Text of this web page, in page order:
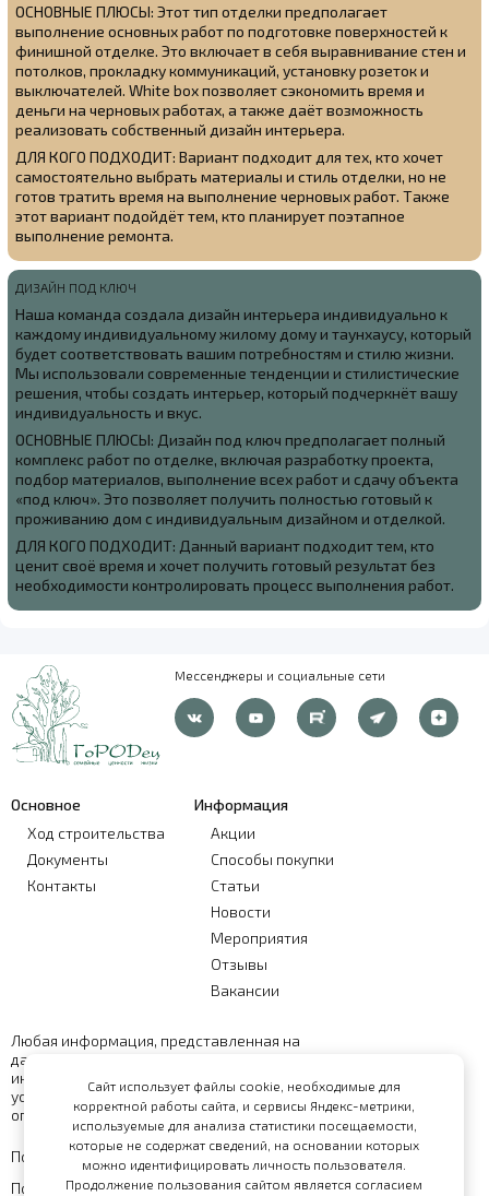
ОСНОВНЫЕ ПЛЮСЫ: Этот тип отделки предполагает
выполнение основных работ по подготовке поверхностей к
финишной отделке. Это включает в себя выравнивание стен и
потолков, прокладку коммуникаций, установку розеток и
выключателей. White box позволяет сэкономить время и
деньги на черновых работах, а также даёт возможность
реализовать собственный дизайн интерьера.
ДЛЯ КОГО ПОДХОДИТ: Вариант подходит для тех, кто хочет
самостоятельно выбрать материалы и стиль отделки, но не
готов тратить время на выполнение черновых работ. Также
этот вариант подойдёт тем, кто планирует поэтапное
выполнение ремонта.
ДИЗАЙН ПОД КЛЮЧ
Наша команда создала дизайн интерьера индивидуально к
каждому индивидуальному жилому дому и таунхаусу, который
будет соответствовать вашим потребностям и стилю жизни.
Мы использовали современные тенденции и стилистические
решения, чтобы создать интерьер, который подчеркнёт вашу
индивидуальность и вкус.
ОСНОВНЫЕ ПЛЮСЫ: Дизайн под ключ предполагает полный
комплекс работ по отделке, включая разработку проекта,
подбор материалов, выполнение всех работ и сдачу объекта
«под ключ». Это позволяет получить полностью готовый к
проживанию дом с индивидуальным дизайном и отделкой.
ДЛЯ КОГО ПОДХОДИТ: Данный вариант подходит тем, кто
ценит своё время и хочет получить готовый результат без
необходимости контролировать процесс выполнения работ.
Мессенджеры и социальные сети
Основное
Ход строительства
Документы
Контакты
Информация
Акции
Способы покупки
Статьи
Новости
Мероприятия
Отзывы
Вакансии
Любая информация, представленная на
данном сайте, носит исключительно
информационный характер и ни при каких
условиях не является публичной офертой,
определяемой положениями статьи 437 ГК РФ
Политика обработки персональных данных
Политика конфиденциальности
Сайт использует файлы cookie, необходимые для
корректной работы сайта, и сервисы Яндекс-метрики,
используемые для анализа статистики посещаемости,
которые не содержат сведений, на основании которых
можно идентифицировать личность пользователя.
Продолжение пользования сайтом является согласием